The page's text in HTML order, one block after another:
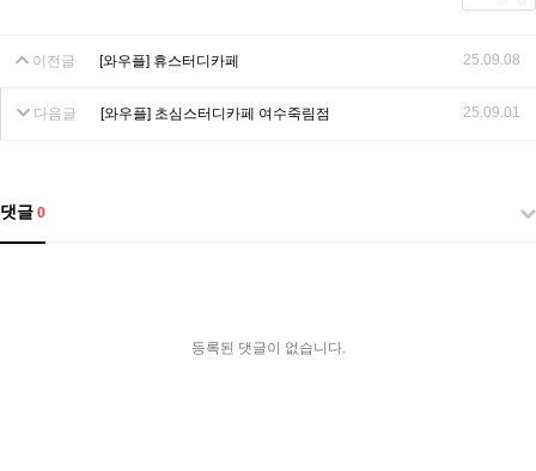
이전글 [와우플] 휴스터디카페 25.09.08
다음글 [와우플] 초심스터디카페 여수죽림점 25.09.01
댓글 0
등록된 댓글이 없습니다.